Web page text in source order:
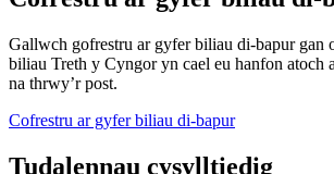
Gallwch gofrestru ar gyfer biliau di-bapur gan
biliau Treth y Cyngor yn cael eu hanfon atoch
na thrwy’r post.
Cofrestru ar gyfer biliau di-bapur
Tudalennau cysylltiedig